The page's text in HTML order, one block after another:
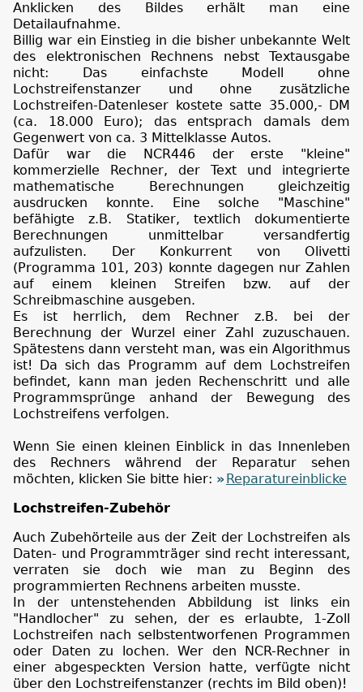
Anklicken des Bildes erhält man eine
Detailaufnahme.
Billig war ein Einstieg in die bisher unbekannte Welt
des elektronischen Rechnens nebst Textausgabe
nicht: Das einfachste Modell ohne
Lochstreifenstanzer und ohne zusätzliche
Lochstreifen-Datenleser kostete satte 35.000,- DM
(ca. 18.000 Euro); das entsprach damals dem
Gegenwert von ca. 3 Mittelklasse Autos.
Dafür war die NCR446 der erste "kleine"
kommerzielle Rechner, der Text und integrierte
mathematische Berechnungen gleichzeitig
ausdrucken konnte. Eine solche "Maschine"
befähigte z.B. Statiker, textlich dokumentierte
Berechnungen unmittelbar versandfertig
aufzulisten. Der Konkurrent von Olivetti
(Programma 101, 203) konnte dagegen nur Zahlen
auf einem kleinen Streifen bzw. auf der
Schreibmaschine ausgeben.
Es ist herrlich, dem Rechner z.B. bei der
Berechnung der Wurzel einer Zahl zuzuschauen.
Spätestens dann versteht man, was ein Algorithmus
ist! Da sich das Programm auf dem Lochstreifen
befindet, kann man jeden Rechenschritt und alle
Programmsprünge anhand der Bewegung des
Lochstreifens verfolgen.
Wenn Sie einen kleinen Einblick in das Innenleben
des Rechners während der Reparatur sehen
möchten, klicken Sie bitte hier:
Reparatureinblicke
Lochstreifen-Zubehör
Auch Zubehörteile aus der Zeit der Lochstreifen als
Daten- und Programmträger sind recht interessant,
verraten sie doch wie man zu Beginn des
programmierten Rechnens arbeiten musste.
In der untenstehenden Abbildung ist links ein
"Handlocher" zu sehen, der es erlaubte, 1-Zoll
Lochstreifen nach selbstentworfenen Programmen
oder Daten zu lochen. Wer den NCR-Rechner in
einer abgespeckten Version hatte, verfügte nicht
über den Lochstreifenstanzer (rechts im Bild oben)!